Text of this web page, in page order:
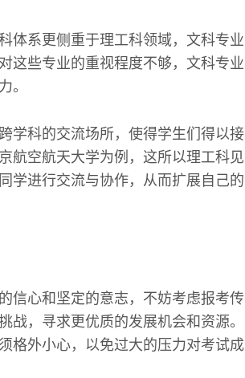
体系更侧重于理工科领域，文科专业
这些专业的重视程度不够，文科专业
。
学科的交流场所，使得学生们得以接
航空航天大学为例，这所以理工科见
学进行交流与协作，从而扩展自己的
信心和坚定的意志，不妨考虑报考传
战，寻求更优质的发展机会和资源。
格外小心，以免过大的压力对考试成